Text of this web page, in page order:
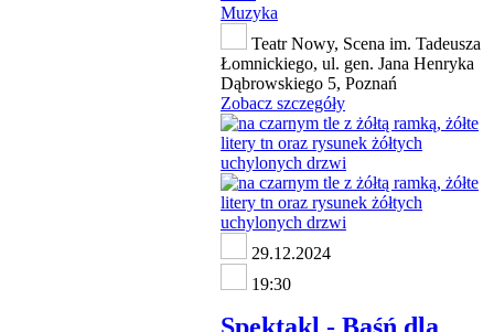
Muzyka
Teatr Nowy, Scena im. Tadeusza
Łomnickiego, ul. gen. Jana Henryka
Dąbrowskiego 5, Poznań
Zobacz szczegóły
29.12.2024
19:30
Spektakl - Baśń dla